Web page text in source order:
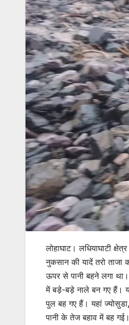
लोहाघाट। लधियाघाटी
नुकसान की यादें तरो ताजा
ऊपर से पानी बहने लगा
में बड़े-बड़े नाले बन गए हैं।
पुल बह गए हैं। यहां
पानी के तेज बहाव में बह